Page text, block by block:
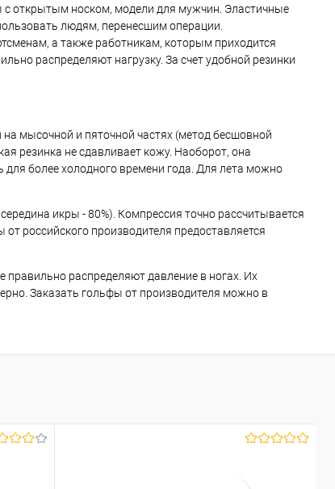
с открытым носком, модели для мужчин. Эластичные
людям, перенесшим операции.
а также работникам, которым приходится
распределяют нагрузку. За счет удобной резинки
мысочной и пяточной частях (метод бесшовной
резинка не сдавливает кожу. Наоборот, она
более холодного времени года. Для лета можно
икры - 80%). Компрессия точно рассчитывается
российского производителя предоставляется
распределяют давление в ногах. Их
Заказать гольфы от производителя можно в